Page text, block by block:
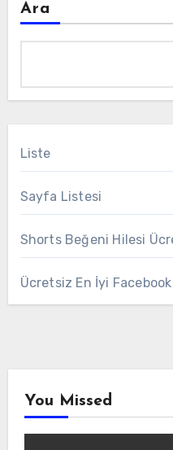
Ara
Liste
Sayfa Listesi
Shorts Beğeni Hilesi
Ücretsiz En İyi
You Missed